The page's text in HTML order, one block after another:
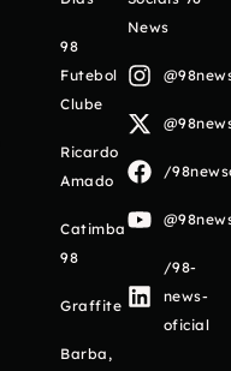
98
Futebol
Clube
Ricardo
Amado
Catimba
98
Graffite
Barba,
News
/
/98-
news-
oficial